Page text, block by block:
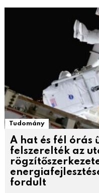
Tudomány
A hat és fél órás
felszerelték az
fordult